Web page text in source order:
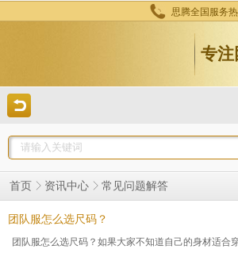
思腾全国服务
专注
首页 资讯中心 常见问题解答
团队服怎么选尺码？
团队服怎么选尺码？如果大家不知道自己的身材适合